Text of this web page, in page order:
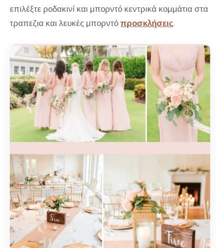
επιλέξτε ροδακινί και μπορντό κεντρικά κομμάτια στα
τραπεζια και λευκές μπορντόπροσκλήσεις.